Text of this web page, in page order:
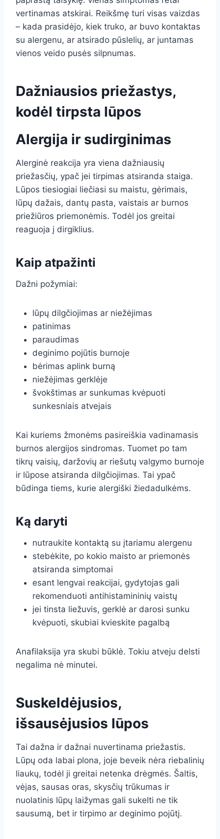
vertinamas atskirai. Reikšmę turi visas vaizdas
– kada prasidėjo, kiek truko, ar buvo kontaktas
su alergenu, ar atsirado pūslelių, ar juntamas
vienos veido pusės silpnumas.
Dažniausios priežastys,
kodėl tirpsta lūpos
Alergija ir sudirginimas
Alerginė reakcija yra viena dažniausių
priežasčių, ypač jei tirpimas atsiranda staiga.
Lūpos tiesiogiai liečiasi su maistu, gėrimais,
lūpų dažais, dantų pasta, vaistais ar burnos
priežiūros priemonėmis. Todėl jos greitai
reaguoja į dirgiklius.
Kaip atpažinti
Dažni požymiai:
lūpų dilgčiojimas ar niežėjimas
patinimas
paraudimas
deginimo pojūtis burnoje
bėrimas aplink burną
niežėjimas gerklėje
švokštimas ar sunkumas kvėpuoti
sunkesniais atvejais
Kai kuriems žmonėms pasireiškia vadinamasis
burnos alergijos sindromas. Tuomet po tam
tikrų vaisių, daržovių ar riešutų valgymo burnoje
ir lūpose atsiranda dilgčiojimas. Tai ypač
būdinga tiems, kurie alergiški žiedadulkėms.
Ką daryti
nutraukite kontaktą su įtariamu alergenu
stebėkite, po kokio maisto ar priemonės
atsiranda simptomai
esant lengvai reakcijai, gydytojas gali
rekomenduoti antihistamininių vaistų
jei tinsta liežuvis, gerklė ar darosi sunku
kvėpuoti, skubiai kvieskite pagalbą
Anafilaksija yra skubi būklė. Tokiu atveju delsti
negalima nė minutei.
Suskeldėjusios,
išsausėjusios lūpos
Tai dažna ir dažnai nuvertinama priežastis.
Lūpų oda labai plona, joje beveik nėra riebalinių
liaukų, todėl ji greitai netenka drėgmės. Šaltis,
vėjas, sausas oras, skysčių trūkumas ir
nuolatinis lūpų laižymas gali sukelti ne tik
sausumą, bet ir tirpimo ar deginimo pojūtį.